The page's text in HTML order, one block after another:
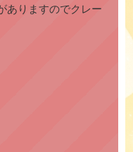
ありますのでクレー